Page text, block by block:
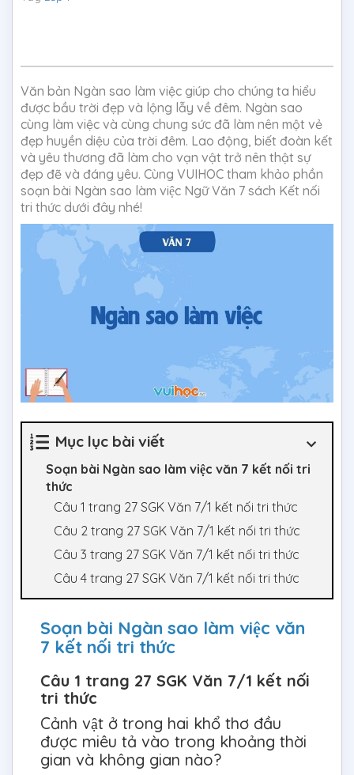
Văn bản Ngàn sao làm việc giúp cho chúng ta hiểu
được bầu trời đẹp và lộng lẫy về đêm. Ngàn sao
cùng làm việc và cùng chung sức đã làm nên một vẻ
đẹp huyền diệu của trời đêm. Lao động, biết đoàn kết
và yêu thương đã làm cho vạn vật trở nên thật sự
đẹp đẽ và đáng yêu. Cùng VUIHOC tham khảo phần
soạn bài Ngàn sao làm việc Ngữ Văn 7 sách Kết nối
tri thức dưới đây nhé!
Mục lục bài viết
Soạn bài Ngàn sao làm việc văn 7 kết nối tri
thức
Câu 1 trang 27 SGK Văn 7/1 kết nối tri thức
Câu 2 trang 27 SGK Văn 7/1 kết nối tri thức
Câu 3 trang 27 SGK Văn 7/1 kết nối tri thức
Câu 4 trang 27 SGK Văn 7/1 kết nối tri thức
Soạn bài Ngàn sao làm việc văn
7 kết nối tri thức
Câu 1 trang 27 SGK Văn 7/1 kết nối
tri thức
Cảnh vật ở trong hai khổ thơ đầu
được miêu tả vào trong khoảng thời
gian và không gian nào?